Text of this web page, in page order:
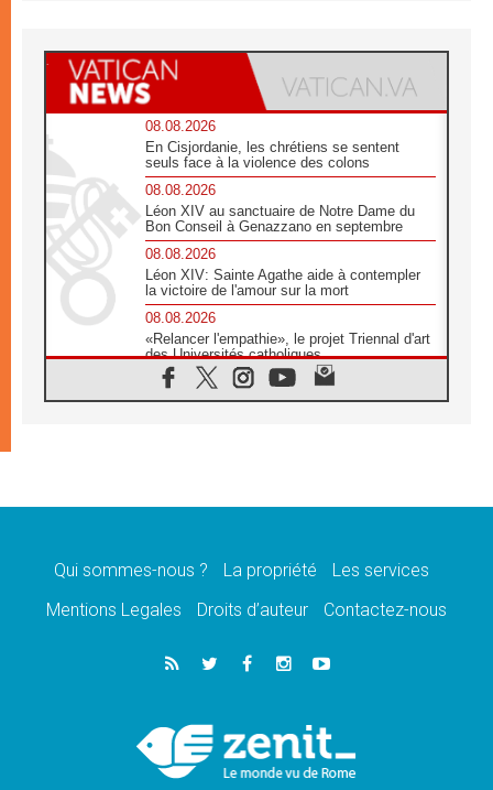
08.08.2026
En Cisjordanie, les chrétiens se sentent
seuls face à la violence des colons
08.08.2026
Léon XIV au sanctuaire de Notre Dame du
Bon Conseil à Genazzano en septembre
08.08.2026
Léon XIV: Sainte Agathe aide à contempler
la victoire de l'amour sur la mort
08.08.2026
«Relancer l'empathie», le projet Triennal d'art
des Universités catholiques
08.08.2026
Signis 2026, donner la parole aux religieuses
07.08.2026
07.08.2026
de l'Assomption et mémoire nationale
«La paix commence par l'empathie» estime
le cardinal Parolin
En Colombie, «la paix ne s'achète pas avec
une signature»
Qui sommes-nous ? La propriété
Les services
Mentions Legales
Droits d’auteur Contactez-nous